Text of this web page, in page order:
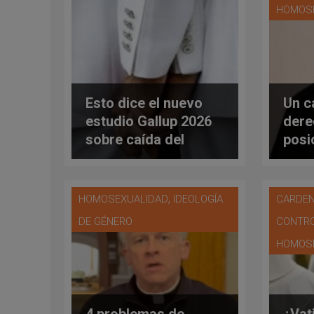
Esto dice el nuevo
estudio Gallup 2026
sobre caída del
apoyo a uniones gays
Un
HOMOSEXUALIDAD, IDEOLOGÍA
DE GÉNERO